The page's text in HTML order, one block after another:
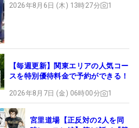
2026年8月6日 (木) 13時27分 1
【毎週更新】関東エリアの人気コー
スを特別優待料金で予約ができる！
2026年8月7日 (金) 06時00分 1
宮里道場【正反対の2人を同